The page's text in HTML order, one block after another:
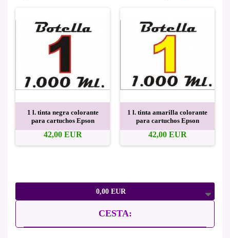
0,00 EUR
CESTA:
1 l. tinta negra colorante
para cartuchos Epson
42,00 EUR
1 l. tinta amarilla colorante
para cartuchos Epson
42,00 EUR